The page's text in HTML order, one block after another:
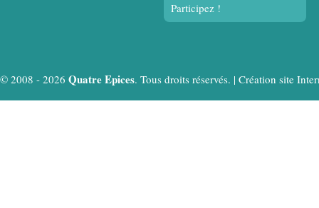
Participez !
© 2008 - 2026 Quatre Epices. Tous droits réservés. | Création site